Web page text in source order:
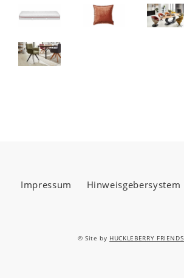
Impressum Hinweisgebersystem
© Site by HUCKLEBERRY